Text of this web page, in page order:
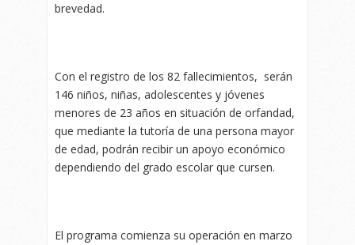
brevedad.
Con el registro de los 82 fallecimientos, serán
146 niños, niñas, adolescentes y jóvenes
menores de 23 años en situación de orfandad,
que mediante la tutoría de una persona mayor
de edad, podrán recibir un apoyo económico
dependiendo del grado escolar que cursen.
El programa comienza su operación en marzo